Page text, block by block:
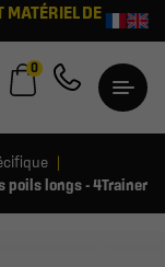
MATÉRIEL DE
0
poils longs - 4Trainer